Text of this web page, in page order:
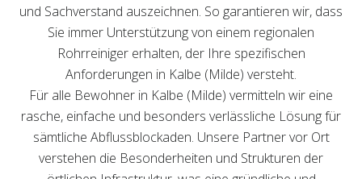
und Sachverstand auszeichnen. So garantieren wir, dass
Sie immer Unterstützung von einem regionalen
Rohrreiniger erhalten, der Ihre spezifischen
Anforderungen in Kalbe (Milde) versteht.
Für alle Bewohner in Kalbe (Milde) vermitteln wir eine
rasche, einfache und besonders verlässliche Lösung für
sämtliche Abflussblockaden. Unsere Partner vor Ort
verstehen die Besonderheiten und Strukturen der